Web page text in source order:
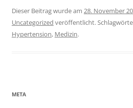
Dieser Beitrag wurde am 28. November
Uncategorized veröffentlicht.
Hypertension, Medizin.
META